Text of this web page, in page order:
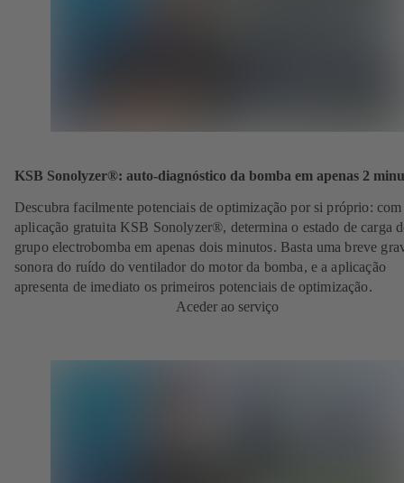
KSB Sonolyzer®: auto-diagnóstico da bomba em apenas 2
Descubra facilmente potenciais de optimização por si próprio: com
aplicação gratuita KSB Sonolyzer®, determina o estado de carga
grupo electrobomba em apenas dois minutos. Basta uma breve
sonora do ruído do ventilador do motor da bomba, e a aplicação
apresenta de imediato os primeiros potenciais de optimização.
Aceder ao serviço